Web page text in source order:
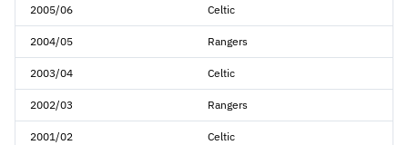
2005/06 Celtic
2004/05 Rangers
2003/04 Celtic
2002/03 Rangers
2001/02 Celtic